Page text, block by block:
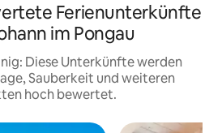
Ferienunterkünfte
im Pongau
Diese Unterkünfte werden
Sauberkeit und weiteren
hoch bewertet.